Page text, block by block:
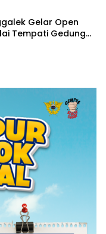
Gelar Open
Tempati Gedung